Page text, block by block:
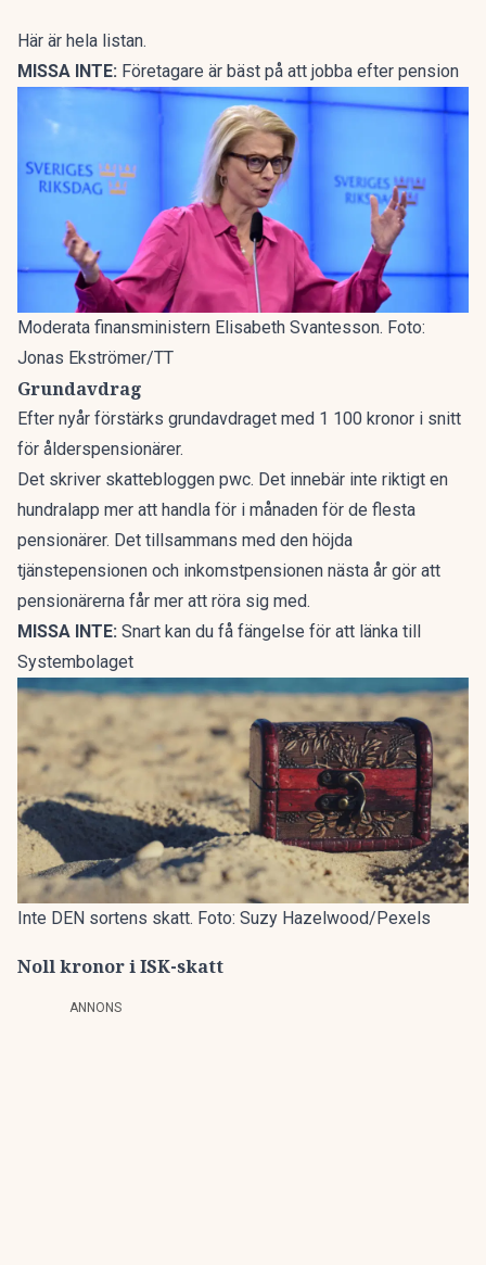
Här är hela listan.
MISSA INTE: Företagare är bäst på att jobba efter pension
Moderata finansministern Elisabeth Svantesson. Foto:
Jonas Ekströmer/TT
Grundavdrag
Efter nyår förstärks grundavdraget med 1 100 kronor i snitt
för ålderspensionärer.
Det skriver skattebloggen pwc. Det innebär inte riktigt en
hundralapp mer att handla för i månaden för de flesta
pensionärer. Det tillsammans med den höjda
tjänstepensionen och inkomstpensionen nästa år gör att
pensionärerna får mer att röra sig med.
MISSA INTE: Snart kan du få fängelse för att länka till
Systembolaget
Inte DEN sortens skatt. Foto: Suzy Hazelwood/Pexels
Noll kronor i ISK-skatt
ANNONS